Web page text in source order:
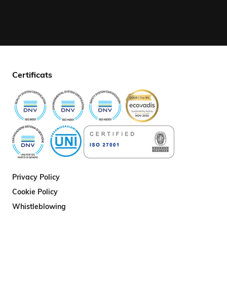
Certificats
Privacy Policy
Cookie Policy
Whistleblowing